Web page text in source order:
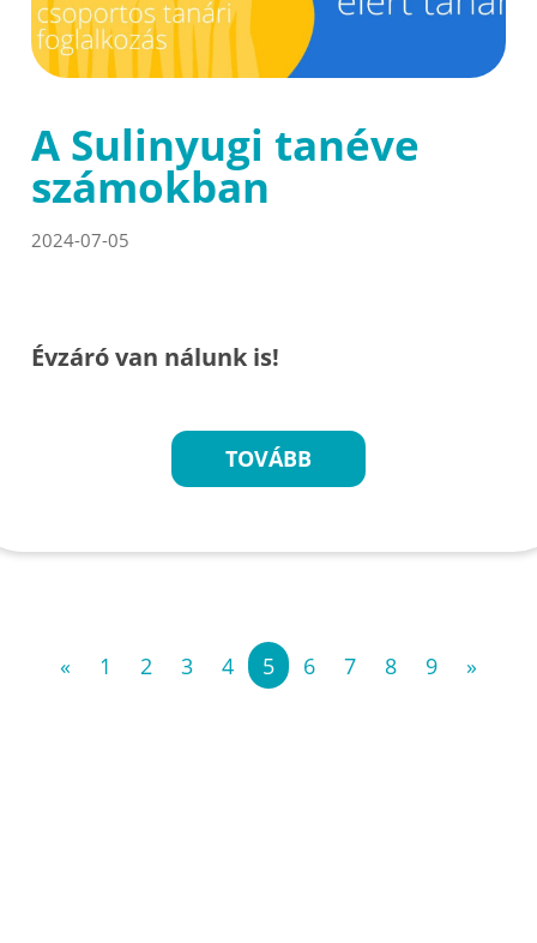
A Sulinyugi tanéve
számokban
2024-07-05
Évzáró van nálunk is!
TOVÁBB
« 1 2 3 4 5 6 7 8 9 »